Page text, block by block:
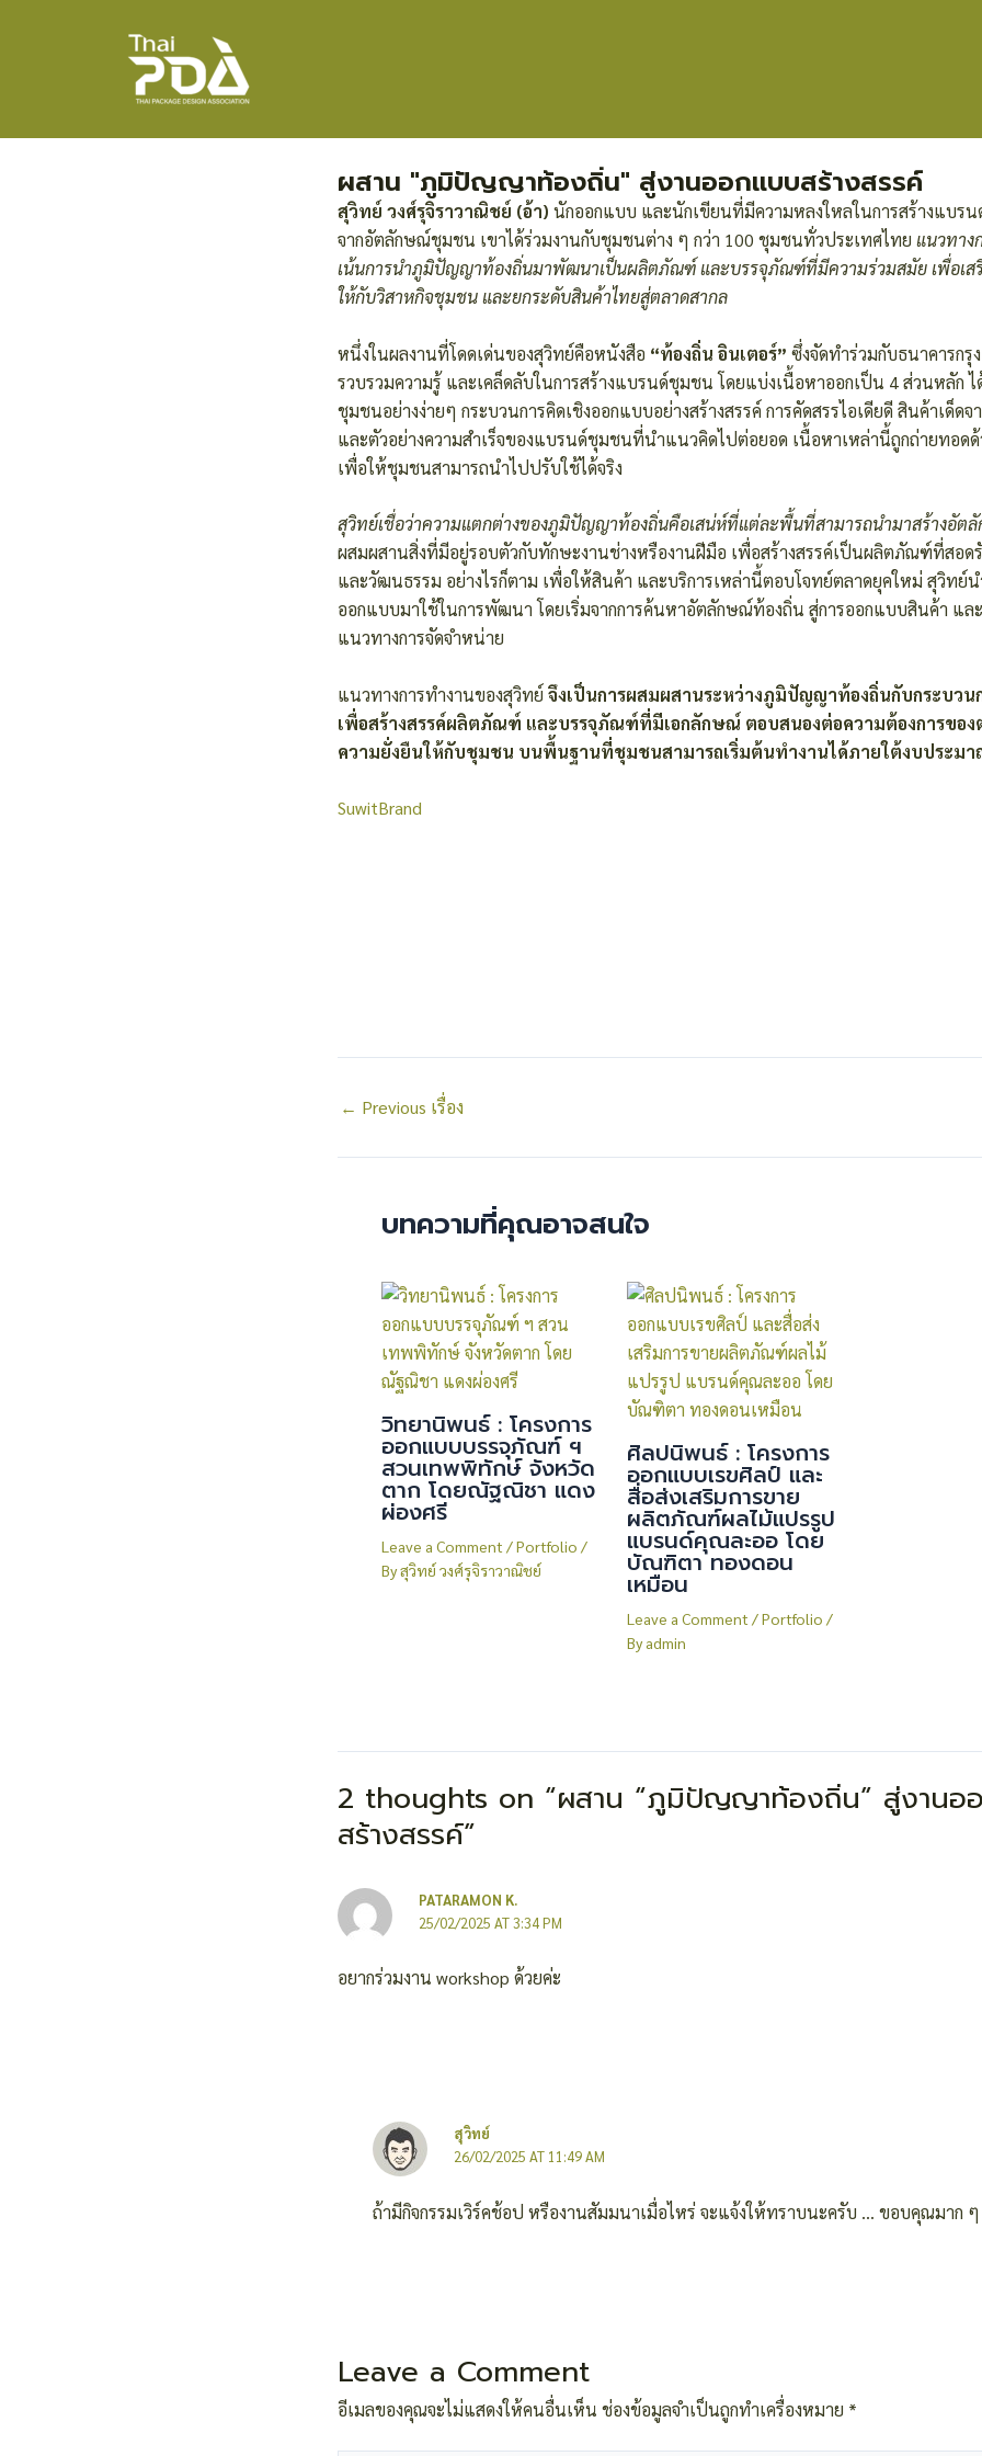
ผสาน "ภูมิปัญญาท้องถิ่น" สู่งานออกแบบสร้างสรรค์
สุวิทย์ วงศ์รุจิราวาณิชย์ (อ้า) นักออกแบบ และนักเขียนที่มีความหลงใหลในการสร้างแบรน
จากอัตลักษณ์ชุมชน เขาได้ร่วมงานกับชุมชนต่าง ๆ กว่า 100 ชุมชนทั่วประเทศไทย แนวทาง
เน้นการนำภูมิปัญญาท้องถิ่นมาพัฒนาเป็นผลิตภัณฑ์ และบรรจุภัณฑ์ที่มีความร่วมสมัย เพื่อเสริ
ให้กับวิสาหกิจชุมชน และยกระดับสินค้าไทยสู่ตลาดสากล
หนึ่งในผลงานที่โดดเด่นของสุวิทย์คือหนังสือ “ท้องถิ่น อินเตอร์” ซึ่งจัดทำร่วมกับธนาคารก
รวบรวมความรู้ และเคล็ดลับในการสร้างแบรนด์ชุมชน โดยแบ่งเนื้อหาออกเป็น 4 ส่วนหลัก
ชุมชนอย่างง่ายๆ กระบวนการคิดเชิงออกแบบอย่างสร้างสรรค์ การคัดสรรไอเดียดี สินค้าเด็ด
และตัวอย่างความสำเร็จของแบรนด์ชุมชนที่นำแนวคิดไปต่อยอด เนื้อหาเหล่านี้ถูกถ่ายทอดด้
เพื่อให้ชุมชนสามารถนำไปปรับใช้ได้จริง
สุวิทย์เชื่อว่าความแตกต่างของภูมิปัญญาท้องถิ่นคือเสน่ห์ที่แต่ละพื้นที่สามารถนำมาสร้างอัต
ผสมผสานสิ่งที่มีอยู่รอบตัวกับทักษะงานช่างหรืองานฝีมือ เพื่อสร้างสรรค์เป็นผลิตภัณฑ์ที่สอ
และวัฒนธรรม อย่างไรก็ตาม เพื่อให้สินค้า และบริการเหล่านี้ตอบโจทย์ตลาดยุคใหม่ สุวิทย์น
ออกแบบมาใช้ในการพัฒนา โดยเริ่มจากการค้นหาอัตลักษณ์ท้องถิ่น สู่การออกแบบสินค้า แล
แนวทางการจัดจำหน่าย
แนวทางการทำงานของสุวิทย์ จึงเป็นการผสมผสานระหว่างภูมิปัญญาท้องถิ่นกับกระบวน
เพื่อสร้างสรรค์ผลิตภัณฑ์ และบรรจุภัณฑ์ที่มีเอกลักษณ์ ตอบสนองต่อความต้องการของ
ความยั่งยืนให้กับชุมชน บนพื้นฐานที่ชุมชนสามารถเริ่มต้นทำงานได้ภายใต้งบประม
SuwitBrand
← Previous เรื่อง
บทความที่คุณอาจสนใจ
วิทยานิพนธ์ : โครงการ
ออกแบบบรรจุภัณฑ์ ฯ
สวนเทพพิทักษ์ จังหวัด
ตาก โดยณัฐณิชา แดง
ผ่องศรี
Leave a Comment /Portfolio /
Byสุวิทย์ วงศ์รุจิราวาณิชย์
ศิลปนิพนธ์ : โครงการ
ออกแบบเรขศิลป์ และ
สื่อส่งเสริมการขาย
ผลิตภัณฑ์ผลไม้แปรรูป
แบรนด์คุณละออ โดย
บัณฑิตา ทองดอน
เหมือน
Leave a Comment /Portfolio /
Byadmin
2 thoughts on “ผสาน “ภูมิปัญญาท้องถิ่น” สู่งานอ
สร้างสรรค์”
PATARAMON K.
25/02/2025 AT 3:34 PM
อยากร่วมงาน workshop ด้วยค่ะ
สุวิทย์
26/02/2025 AT 11:49 AM
ถ้ามีกิจกรรมเวิร์คช้อป หรืองานสัมมนาเมื่อไหร่ จะแจ้งให้ทราบนะครับ … ขอบคุณมาก
Leave a Comment
อีเมลของคุณจะไม่แสดงให้คนอื่นเห็น ช่องข้อมูลจำเป็นถูกทำเครื่องหมาย *